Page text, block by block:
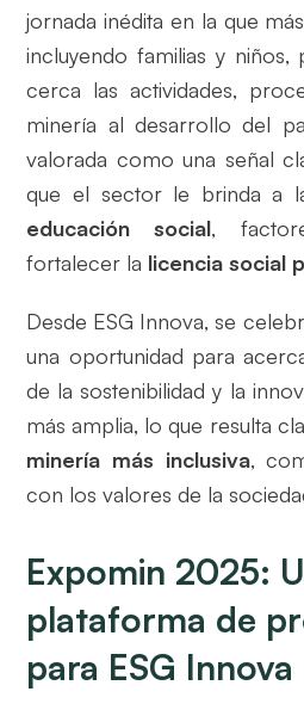
jornada inédita en la que
incluyendo familias y
cerca las actividades,
minería al desarrollo del
valorada como una señal
que el sector le brinda a
educación social,
fortalecer la licencia social
Desde ESG Innova, se
una oportunidad para
de la sostenibilidad y la
más amplia, lo que resulta
minería más inclusiva,
con los valores de la
Expomin 2025:
plataforma de
para ESG Innova